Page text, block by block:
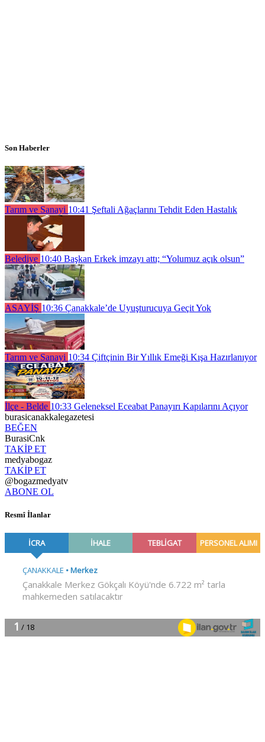
Son Haberler
Tarım ve Sanayi 10:41 Şeftali Ağaçlarını Tehdit Eden Hastalık
Belediye 10:40 Başkan Erkek imzayı attı; “Yolumuz açık olsun”
ASAYİŞ 10:36 Çanakkale’de Uyuşturucuya Geçit Yok
Tarım ve Sanayi 10:34 Çiftçinin Bir Yıllık Emeği Kışa Hazırlanıyor
İlçe - Belde 10:33 Geleneksel Eceabat Panayırı Kapılarını Açıyor
burasicanakkalegazetesi
BEĞEN
BurasiCnk
TAKİP ET
medyabogaz
TAKİP ET
@bogazmedyatv
ABONE OL
Resmî İlanlar